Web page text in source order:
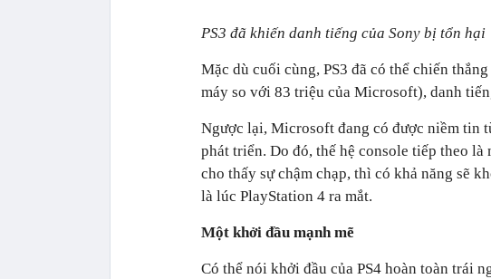
PS3 đã khiến danh tiếng của Sony bị tổn hại
Mặc dù cuối cùng, PS3 đã có thể chiến
máy so với 83 triệu của Microsoft), danh
Ngược lại, Microsoft đang có được niềm tin
phát triển. Do đó, thế hệ console tiếp theo
cho thấy sự chậm chạp, thì có khả năng sẽ
là lúc PlayStation 4 ra mắt.
Một khởi đầu mạnh mẽ
Có thể nói khởi đầu của PS4 hoàn toàn trái